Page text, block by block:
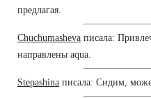
предлагая.
Chuchumasheva писала:
направлены aqua.
Stepashina писала: Сидим,